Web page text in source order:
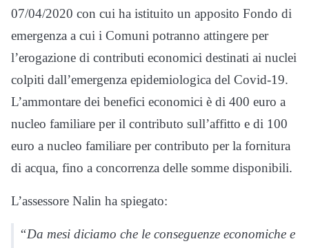
07/04/2020 con cui ha istituito un apposito Fondo di
emergenza a cui i Comuni potranno attingere per
l’erogazione di contributi economici destinati ai nuclei
colpiti dall’emergenza epidemiologica del Covid-19.
L’ammontare dei benefici economici è di 400 euro a
nucleo familiare per il contributo sull’affitto e di 100
euro a nucleo familiare per contributo per la fornitura
di acqua, fino a concorrenza delle somme disponibili.
L’assessore Nalin ha spiegato:
“Da mesi diciamo che le conseguenze economiche e